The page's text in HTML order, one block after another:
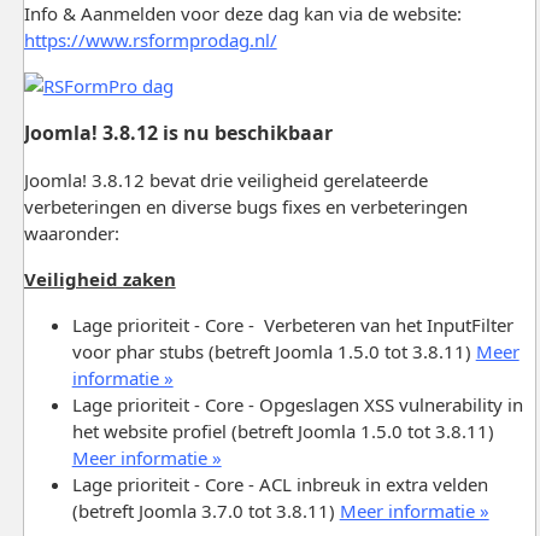
Info & Aanmelden voor deze dag kan via de website:
https://www.rsformprodag.nl/
Joomla! 3.8.12 is nu beschikbaar
Joomla! 3.8.12 bevat drie veiligheid gerelateerde
verbeteringen en diverse bugs fixes en verbeteringen
waaronder:
Veiligheid zaken
Lage prioriteit - Core - Verbeteren van het InputFilter
voor phar stubs (betreft Joomla 1.5.0 tot 3.8.11) Meer
informatie »
Lage prioriteit - Core - Opgeslagen XSS vulnerability in
het website profiel (betreft Joomla 1.5.0 tot 3.8.11)
Meer informatie »
Lage prioriteit - Core - ACL inbreuk in extra velden
(betreft Joomla 3.7.0 tot 3.8.11) Meer informatie »